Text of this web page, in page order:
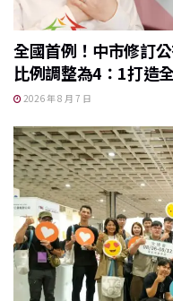
全國首例！中市修訂
比例調整為4：1打造
2026 年 8 月 7 日